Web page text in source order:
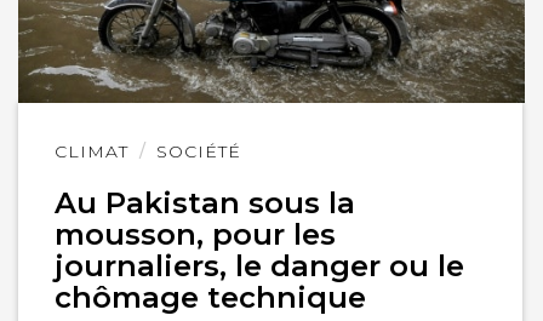
CLIMAT SOCIÉTÉ
Au Pakistan sous la
mousson, pour les
journaliers, le danger ou le
chômage technique
Lire